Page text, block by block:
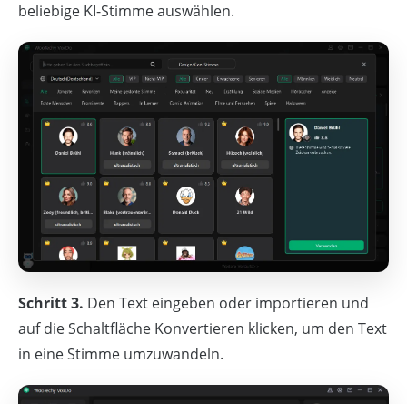
beliebige KI-Stimme auswählen.
Schritt 3. Den Text eingeben oder importieren und
auf die Schaltfläche Konvertieren klicken, um den Text
in eine Stimme umzuwandeln.